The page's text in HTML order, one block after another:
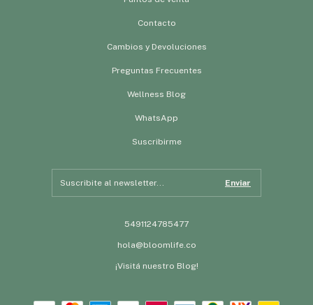
Contacto
Cambios y Devoluciones
Preguntas Frecuentes
Wellness Blog
WhatsApp
Suscribirme
5491124785477
hola@bloomlife.co
¡Visitá nuestro Blog!